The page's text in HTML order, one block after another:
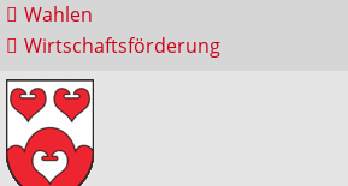
Wahlen
Wirtschaftsförderung